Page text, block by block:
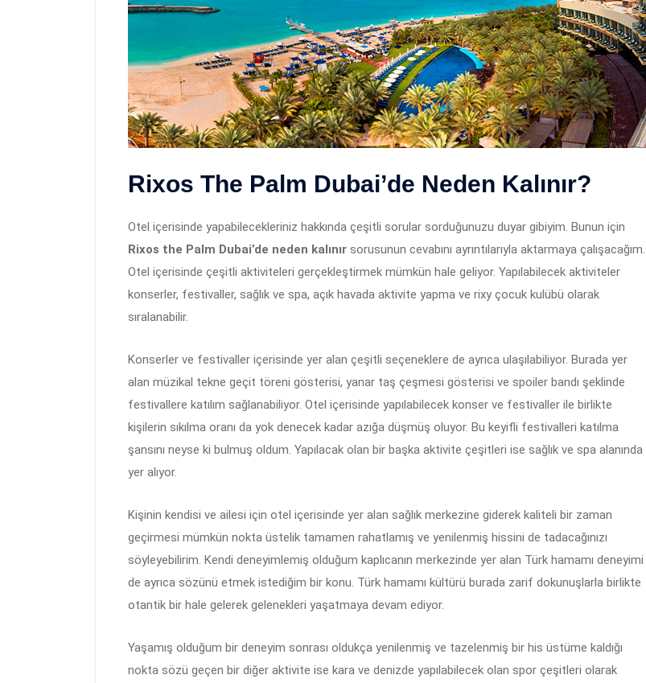
Rixos The Palm Dubai’de Neden Kalınır?
Otel içerisinde yapabilecekleriniz hakkında çeşitli sorular sorduğunuzu duyar gibiyim. Bunun için
Rixos the Palm Dubai’de neden kalınır sorusunun cevabını ayrıntılarıyla aktarmaya çalışacağım.
Otel içerisinde çeşitli aktiviteleri gerçekleştirmek mümkün hale geliyor. Yapılabilecek aktiviteler
konserler, festivaller, sağlık ve spa, açık havada aktivite yapma ve rixy çocuk kulübü olarak
sıralanabilir.
Konserler ve festivaller içerisinde yer alan çeşitli seçeneklere de ayrıca ulaşılabiliyor. Burada yer
alan müzikal tekne geçit töreni gösterisi, yanar taş çeşmesi gösterisi ve spoiler bandı şeklinde
festivallere katılım sağlanabiliyor. Otel içerisinde yapılabilecek konser ve festivaller ile birlikte
kişilerin sıkılma oranı da yok denecek kadar azığa düşmüş oluyor. Bu keyifli festivalleri katılma
şansını neyse ki bulmuş oldum. Yapılacak olan bir başka aktivite çeşitleri ise sağlık ve spa alanında
yer alıyor.
Kişinin kendisi ve ailesi için otel içerisinde yer alan sağlık merkezine giderek kaliteli bir zaman
geçirmesi mümkün nokta üstelik tamamen rahatlamış ve yenilenmiş hissini de tadacağınızı
söyleyebilirim. Kendi deneyimlemiş olduğum kaplıcanın merkezinde yer alan Türk hamamı deneyimi
de ayrıca sözünü etmek istediğim bir konu. Türk hamamı kültürü burada zarif dokunuşlarla birlikte
otantik bir hale gelerek gelenekleri yaşatmaya devam ediyor.
Yaşamış olduğum bir deneyim sonrası oldukça yenilenmiş ve tazelenmiş bir his üstüme kaldığı
nokta sözü geçen bir diğer aktivite ise kara ve denizde yapılabilecek olan spor çeşitleri olarak